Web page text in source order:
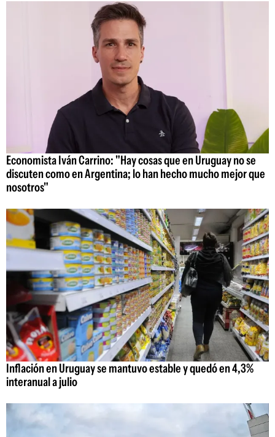
Economista Iván Carrino: "Hay cosas que en Uruguay no se
discuten como en Argentina; lo han hecho mucho mejor que
nosotros"
Inflación en Uruguay se mantuvo estable y quedó en 4,3%
interanual a julio